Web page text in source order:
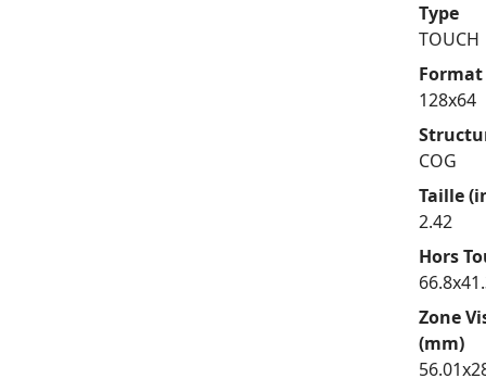
Type
TOUCH
Format
128x64
COG
Taille
2.42
Hors
Zone
(mm)